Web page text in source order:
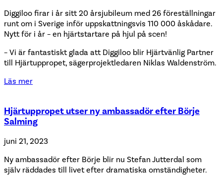
Diggiloo firar i år sitt 20 årsjubileum med 26 föreställningar
runt om i Sverige inför uppskattningsvis 110 000 åskådare.
Nytt för i år – en hjärtstartare på hjul på scen!
– Vi är fantastiskt glada att Diggiloo blir Hjärtvänlig Partner
till Hjärtuppropet, sägerprojektledaren Niklas Waldenström.
Läs mer
Hjärtuppropet utser ny ambassadör efter Börje
Salming
juni 21, 2023
Ny ambassadör efter Börje blir nu Stefan Jutterdal som
själv räddades till livet efter dramatiska omständigheter.